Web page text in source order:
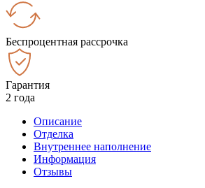
Беспроцентная рассрочка
Гарантия
2 года
Описание
Отделка
Внутреннее наполнение
Информация
Отзывы